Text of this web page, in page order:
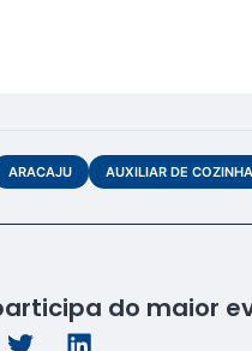
ARACAJU AUXILIAR DE COZINHA